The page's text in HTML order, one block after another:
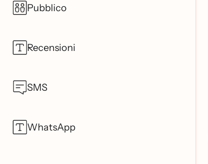
Pubblico
Recensioni
SMS
WhatsApp